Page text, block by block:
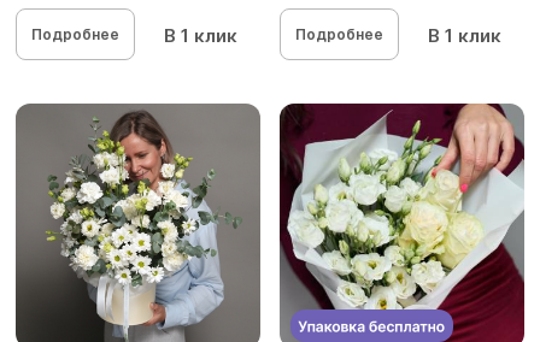
Подробнее В 1 клик Подробнее В 1 клик